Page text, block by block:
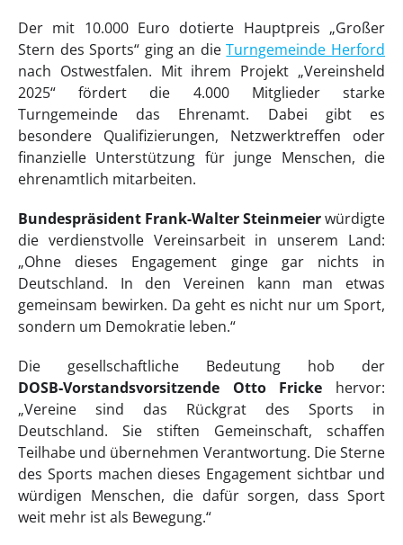
Der mit 10.000 Euro dotierte Hauptpreis „Großer
Stern des Sports“ ging an dieTurngemeinde Herford
nach Ostwestfalen. Mit ihrem Projekt „Vereinsheld
2025“ fördert die 4.000 Mitglieder starke
Turngemeinde das Ehrenamt. Dabei gibt es
besondere Qualifizierungen, Netzwerktreffen oder
finanzielle Unterstützung für junge Menschen, die
ehrenamtlich mitarbeiten.
Bundespräsident Frank-Walter Steinmeierwürdigte
die verdienstvolle Vereinsarbeit in unserem Land:
„Ohne dieses Engagement ginge gar nichts in
Deutschland. In den Vereinen kann man etwas
gemeinsam bewirken. Da geht es nicht nur um Sport,
sondern um Demokratie leben.“
Die gesellschaftliche Bedeutung hob der
DOSB‑Vorstandsvorsitzende Otto Fricke hervor:
„Vereine sind das Rückgrat des Sports in
Deutschland. Sie stiften Gemeinschaft, schaffen
Teilhabe und übernehmen Verantwortung. Die Sterne
des Sports machen dieses Engagement sichtbar und
würdigen Menschen, die dafür sorgen, dass Sport
weit mehr ist als Bewegung.“